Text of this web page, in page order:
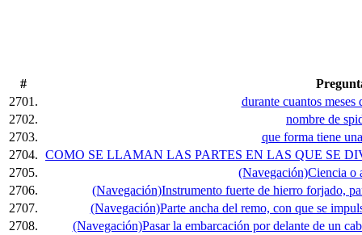
#
2701.
durante cuantos meses
2702.
nombre de
2703.
que forma tiene
2704. COMO SE LLAMAN LAS PARTES EN LAS QUE SE
2705.
(Navegación)Ciencia o
2706.
(Navegación)Instrumento fuerte de hierro forjado,
2707.
(Navegación)Parte ancha del remo, con que se
2708.
(Navegación)Pasar la embarcación por delante de un